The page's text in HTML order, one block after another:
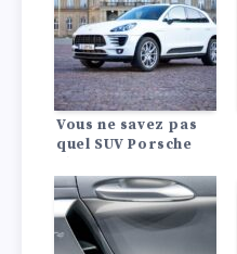
Vous ne savez pas
quel SUV Porsche
comparaison entre
le Porsche Cayenne
2024 et le Porsche
Macan.